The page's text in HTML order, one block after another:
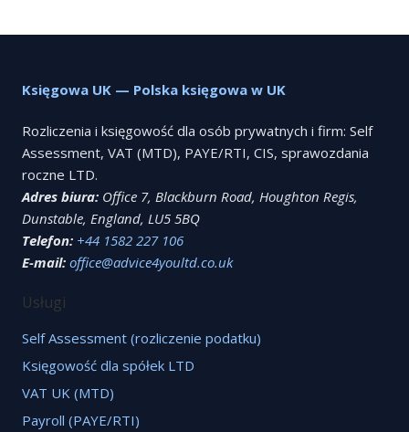
Księgowa UK — Polska księgowa w UK
Rozliczenia i księgowość dla osób prywatnych i firm: Self
Assessment, VAT (MTD), PAYE/RTI, CIS, sprawozdania
roczne LTD.
Adres biura: Office 7, Blackburn Road, Houghton Regis,
Dunstable, England, LU5 5BQ
Telefon: +44 1582 227 106
E-mail: office@advice4youltd.co.uk
Usługi
Self Assessment (rozliczenie podatku)
Księgowość dla spółek LTD
VAT UK (MTD)
Payroll (PAYE/RTI)